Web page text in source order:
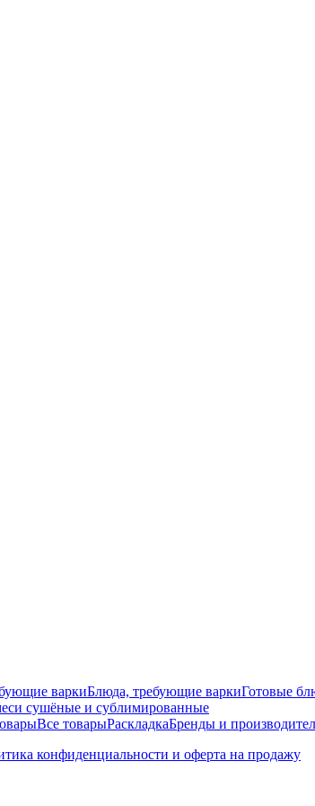
варкиБлюда, требующие варкиГотовые
сушёные и сублимированные
Все товарыРаскладкаБренды и
конфиденциальности и оферта на продажу